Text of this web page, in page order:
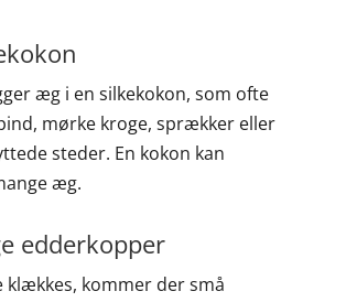
æg i en silkekokon, som ofte
mørke kroge, sprækker eller
steder. En kokon kan
æg.
edderkopper
klækkes, kommer der små